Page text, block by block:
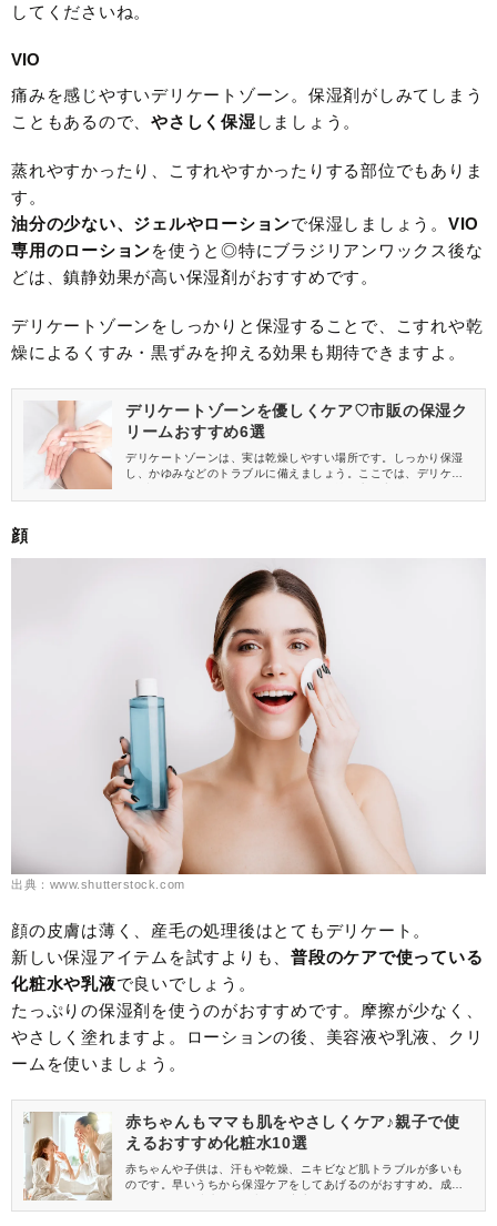
してくださいね。
VIO
痛みを感じやすいデリケートゾーン。保湿剤がしみてしまう
こともあるので、 やさしく保湿 しましょう。
蒸れやすかったり、こすれやすかったりする部位でもありま
す。
油分の少ない、ジェルやローションで保湿しましょう。 VIO
専用のローションを使うと◎特にブラジリアンワックス後な
どは、鎮静効果が高い保湿剤がおすすめです。
デリケートゾーンをしっかりと保湿することで、こすれや乾
燥によるくすみ・黒ずみを抑える効果も期待できますよ。
デリケートゾーンを優しくケア♡市販の保湿ク
リームおすすめ6選
デリケートゾーンは、実は乾燥しやすい場所です。しっかり保湿
し、かゆみなどのトラブルに備えましょう。ここでは、デリケー
アイテムをご紹介。薬局で買えるニベアやワセリンなどの人気商
顔
出典：www.shutterstock.com
顔の皮膚は薄く、産毛の処理後はとてもデリケート。
新しい保湿アイテムを試すよりも、 普段のケアで使っている
化粧水や乳液で良いでしょう。
たっぷりの保湿剤を使うのがおすすめです。摩擦が少なく、
やさしく塗れますよ。ローションの後、美容液や乳液、クリ
ームを使いましょう。
赤ちゃんもママも肌をやさしくケア♪親子で使
えるおすすめ化粧水10選
赤ちゃんや子供は、汗もや乾燥、ニキビなど肌トラブルが多いも
のです。早いうちから保湿ケアをしてあげるのがおすすめ。成分
ーションをママも一緒に使うのも◎ そこで今回は、親子で使える